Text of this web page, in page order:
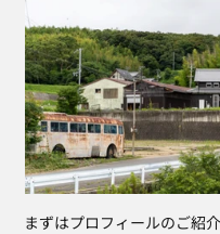
まずはプロフィールのご紹介